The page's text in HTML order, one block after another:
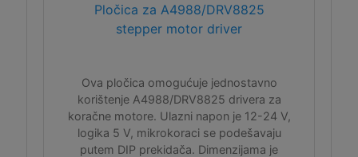
Pločica za A4988/DRV8825
stepper motor driver
Ova pločica omogućuje jednostavno
korištenje A4988/DRV8825 drivera za
koračne motore. Ulazni napon je 12-24 V,
logika 5 V, mikrokoraci se podešavaju
putem DIP prekidača. Dimenzijama je